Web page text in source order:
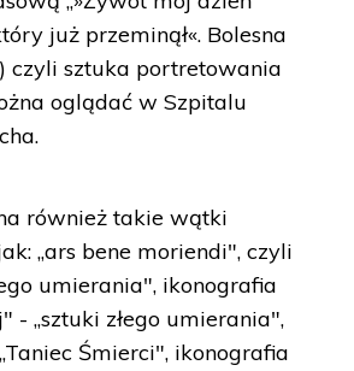
już przeminął«. Bolesna
czyli sztuka portretowania
oglądać w Szpitalu
również takie wątki
„ars bene moriendi", czyli
umierania", ikonografia
- „sztuki złego umierania",
Śmierci", ikonografia